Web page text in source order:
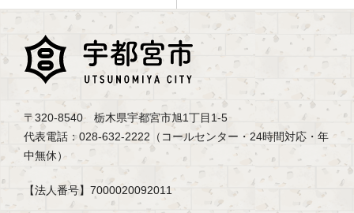
〒320-8540 栃木県宇都宮市旭1丁目1-5
代表電話：028-632-2222（コールセンター・24時間対応・年
中無休）
【法人番号】7000020092011